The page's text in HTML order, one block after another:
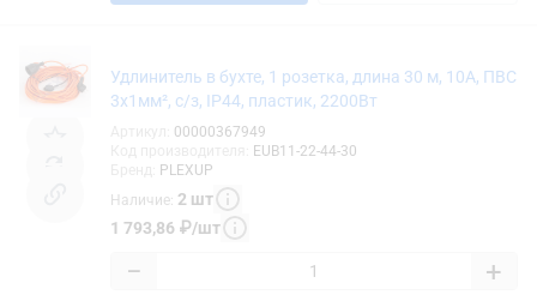
Удлинитель в бухте, 1 розетка, длина 30 м, 10А, ПВС
3х1мм², с/з, IP44, пластик, 2200Вт
00000367949
EUB11-22-44-30
PLEXUP
Наличие: 2 шт
1 793,86 ₽/шт
− +